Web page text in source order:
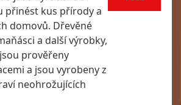
přinést kus přírody a
domovů. Dřevěné
a další výrobky,
prověřeny
a jsou vyrobeny z
neohrožujících